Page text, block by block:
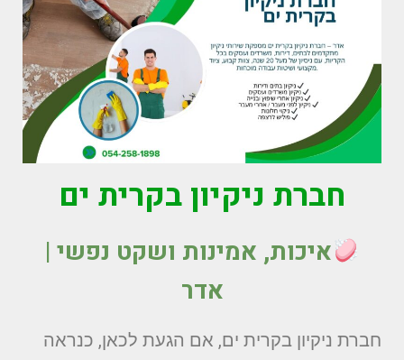
חברת ניקיון בקרית ים
איכות, אמינות ושקט נפשי |
אדר
חברת ניקיון בקרית ים, אם הגעת לכאן, כנראה